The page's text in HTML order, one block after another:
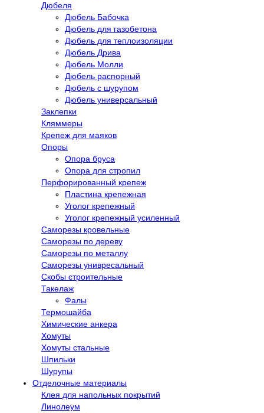
Дюбеля
Дюбель Бабочка
Дюбель для газобетона
Дюбель для теплоизоляции
Дюбель Дрива
Дюбель Молли
Дюбель распорный
Дюбель с шурупом
Дюбель универсальный
Заклепки
Кляммеры
Крепеж для маяков
Опоры
Опора бруса
Опора для стропил
Перфорированный крепеж
Пластина крепежная
Уголог крепежный
Уголог крепежный усиленный
Саморезы кровельные
Саморезы по дереву
Саморезы по металлу
Саморезы унивресальный
Скобы строительные
Такелаж
Фалы
Термошайба
Химические анкера
Хомуты
Хомуты стальные
Шпильки
Шурупы
Отделочные материалы
Клея для напольных покрытий
Линолеум